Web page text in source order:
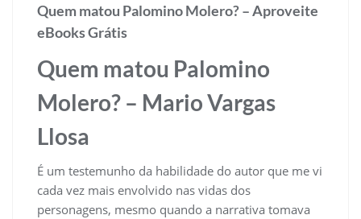
Quem matou Palomino Molero? – Aproveite
eBooks Grátis
Quem matou Palomino
Molero? – Mario Vargas
Llosa
É um testemunho da habilidade do autor que me vi
cada vez mais envolvido nas vidas dos
personagens, mesmo quando a narrativa tomava